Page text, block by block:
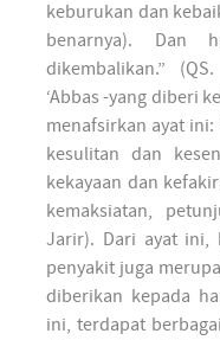
keburukan dan
benarnya). Dan
dikembalikan.”
‘Abbas -yang diberi
menafsirkan ayat ini:
kesulitan dan
kekayaan dan
kemaksiatan,
Jarir). Dari ayat ini,
penyakit juga
diberikan kepada
ini, terdapat